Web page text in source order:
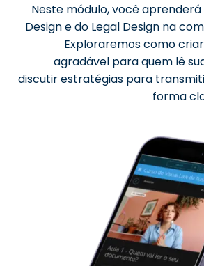
Neste módulo, você
Design e do Legal Design na
Exploraremos como
agradável para quem lê
discutir estratégias para
forma